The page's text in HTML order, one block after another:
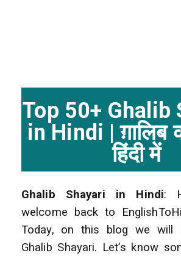
Top 50+ Ghalib
in Hindi | ग़ालिब
हिंदी में
Ghalib Shayari in Hindi:
welcome back to
Today, on this blog we will
Ghalib Shayari. Let’s know